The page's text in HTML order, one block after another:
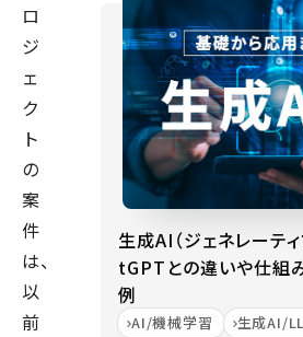
ロ
ジ
ェ
ク
ト
の
案
件
は、
以
前
生成AI（ジェネレーテ
tGPTとの違いや仕組
例
AI/機械学習 生成AI/